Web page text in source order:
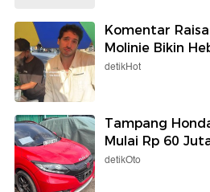
Komentar
Molinie Bikin
detikHot
Tampang
Mulai Rp 60
detikOto